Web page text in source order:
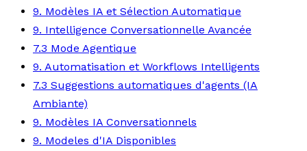
9. Modèles IA et Sélection Automatique
9. Intelligence Conversationnelle Avancée
7.3 Mode Agentique
9. Automatisation et Workflows Intelligents
7.3 Suggestions automatiques d'agents (IA
Ambiante)
9. Modèles IA Conversationnels
9. Modeles d'IA Disponibles